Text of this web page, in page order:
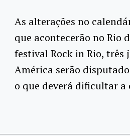
As alterações no
que acontecerão no Rio
festival Rock in Rio, três
América serão
o que deverá dificultar